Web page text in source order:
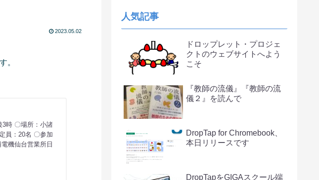
2023.05.02
。
3時 〇場所：小諸
員：20名 〇参加
機仙台営業所日
人気記事
ドロップレット・プロジェ
クトのウェブサイトへよう
こそ
『教師の流儀』『教師の流
儀２』を読んで
DropTap for Chromebook、
本日リリースです
DropTapをGIGAスクール端